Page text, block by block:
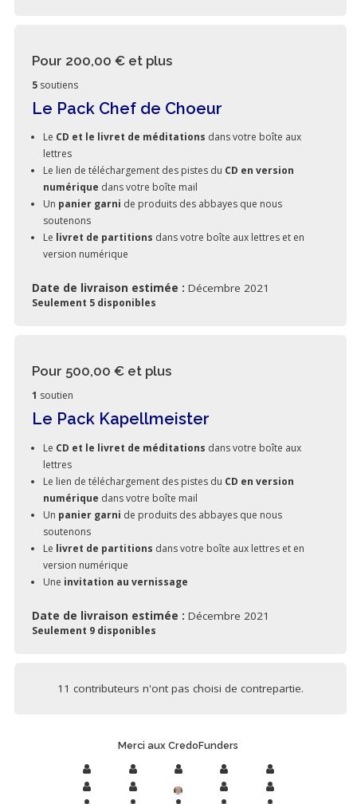
Pour 200,00 € et plus
5 soutiens
Le Pack Chef de Choeur
Le CD et le livret de méditations dans votre boîte aux
lettres
Le lien de téléchargement des pistes du CD en version
numérique dans votre boîte mail
Un panier garni de produits des abbayes que nous
soutenons
Le livret de partitions dans votre boîte aux lettres et en
version numérique
Date de livraison estimée : Décembre 2021
Seulement 5 disponibles
Pour 500,00 € et plus
1 soutien
Le Pack Kapellmeister
Le CD et le livret de méditations dans votre boîte aux
lettres
Le lien de téléchargement des pistes du CD en version
numérique dans votre boîte mail
Un panier garni de produits des abbayes que nous
soutenons
Le livret de partitions dans votre boîte aux lettres et en
version numérique
Une invitation au vernissage
Date de livraison estimée : Décembre 2021
Seulement 9 disponibles
11 contributeurs n'ont pas choisi de contrepartie.
Merci aux CredoFunders